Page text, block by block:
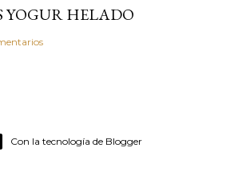
YOGUR HELADO
Con la tecnología de Blogger